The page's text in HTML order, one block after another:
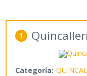
1
Categoría: